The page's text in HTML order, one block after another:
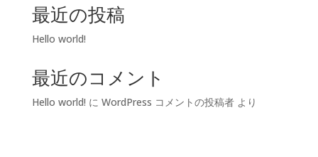
最近の投稿
Hello world!
最近のコメント
Hello world! に WordPress コメントの投稿者より